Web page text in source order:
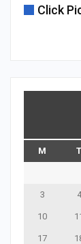
Click
M T
3 4
10
17